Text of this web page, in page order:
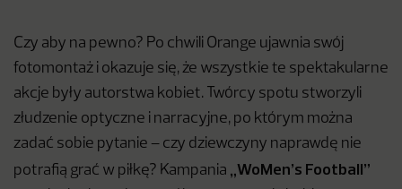
Czy aby na pewno? Po chwili Orange ujawnia swój
fotomontaż i okazuje się, że wszystkie te spektakularne
akcje były autorstwa kobiet. Twórcy spotu stworzyli
złudzenie optyczne i narracyjne, po którym można
zadać sobie pytanie – czy dziewczyny naprawdę nie
potrafią grać w piłkę? Kampania „WoMen’s Football”